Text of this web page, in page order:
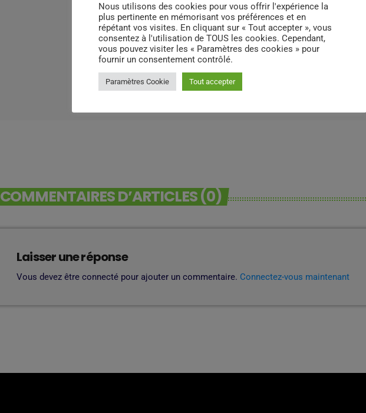
COMMENTAIRES D’ARTICLES (0)
Laisser une réponse
Vous devez être connecté pour ajouter un commentaire. Connectez-vous maintenant
Nous utilisons des cookies pour vous offrir l'expérience la
plus pertinente en mémorisant vos préférences et en
répétant vos visites. En cliquant sur « Tout accepter », vous
consentez à l'utilisation de TOUS les cookies. Cependant,
vous pouvez visiter les « Paramètres des cookies » pour
fournir un consentement contrôlé.
Paramètres Cookie Tout accepter